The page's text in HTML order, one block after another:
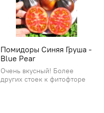
Помидоры Синяя Груша -
Blue Pear
Очень вкусный! Более
других стоек к фитофторе